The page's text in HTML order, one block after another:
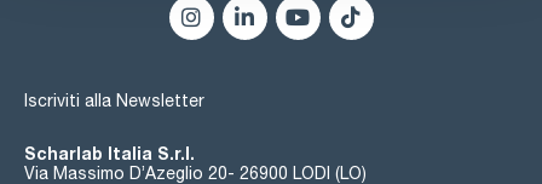
Iscriviti alla Newsletter
Scharlab Italia S.r.l.
Via Massimo D’Azeglio 20- 26900 LODI (LO)